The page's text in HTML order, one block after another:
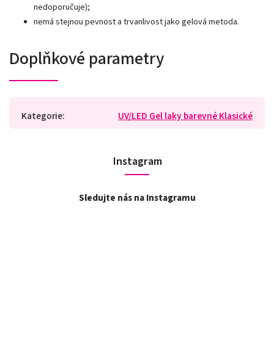
nedoporučuje);
nemá stejnou pevnost a trvanlivost jako gelová metoda.
Doplňkové parametry
Kategorie: UV/LED Gel laky barevné Klasické
Instagram
Sledujte nás na Instagramu